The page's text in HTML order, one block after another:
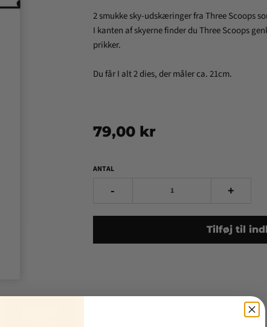
2 smukke sky-udskæringer fra Three Scoops
I kanten af skyerne finder du Three Scoops
prikker.
Du får I alt 2 dies, der måler ca. 21cm.
79,00 kr
ANTAL
- +
Tilføj til